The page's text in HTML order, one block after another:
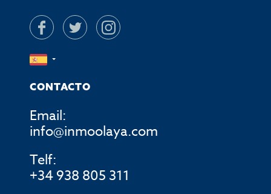
CONTACTO
Email:
info@inmoolaya.com
Telf:
+34 938 805 311